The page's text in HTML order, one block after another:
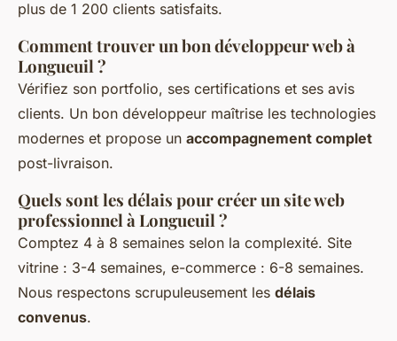
plus de 1 200 clients satisfaits.
Comment trouver un bon développeur web à
Longueuil ?
Vérifiez son portfolio, ses certifications et ses avis
clients. Un bon développeur maîtrise les technologies
modernes et propose un accompagnement complet
post-livraison.
Quels sont les délais pour créer un site web
professionnel à Longueuil ?
Comptez 4 à 8 semaines selon la complexité. Site
vitrine : 3-4 semaines, e-commerce : 6-8 semaines.
Nous respectons scrupuleusement les délais
convenus.